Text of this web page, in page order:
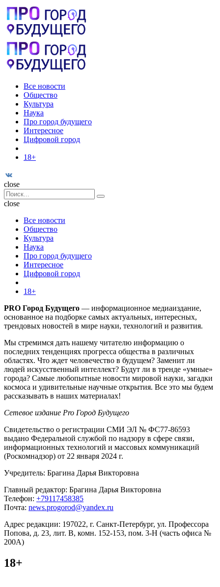
Menu
Поиск
Menu
Все новости
Общество
Культура
Наука
Про город будущего
Интересное
Цифровой город
18+
Поиск
close
Search
for:
Поиск
close
Все новости
Общество
Культура
Наука
Про город будущего
Интересное
Цифровой город
18+
PRO Город Будущего — информационное медиаиздание,
основанное на подборке самых актуальных, интересных,
трендовых новостей в мире науки, технологий и развития.
Мы стремимся дать нашему читателю информацию о
последних тенденциях прогресса общества в различных
областях. Что ждет человечество в будущем? Заменит ли
людей искусственный интеллект? Будут ли в тренде «умные»
города? Самые любопытные новости мировой науки, загадки
космоса и удивительные научные открытия. Все это мы будем
рассказывать в наших материалах!
Сетевое издание Pro Город Будущего
Свидетельство о регистрации СМИ ЭЛ № ФС77-86593
выдано Федеральной службой по надзору в сфере связи,
информационных технологий и массовых коммуникаций
(Роскомнадзор) от 22 января 2024 г.
Учредитель: Брагина Дарья Викторовна
Главный редактор: Брагина Дарья Викторовна
Телефон: +79117458385
Почта: news.progorod@yandex.ru
Адрес редакции: 197022, г. Санкт-Петербург, ул. Профессора
Попова, д. 23, лит. В, комн. 152-153, пом. 3-Н (часть офиса №
200А)
18+